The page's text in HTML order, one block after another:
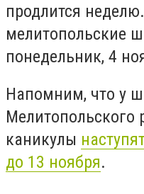
продлится
мелитопольские
понедельник, 4
Напомним, что у
Мелитопольского
каникулы
до 13 ноября.